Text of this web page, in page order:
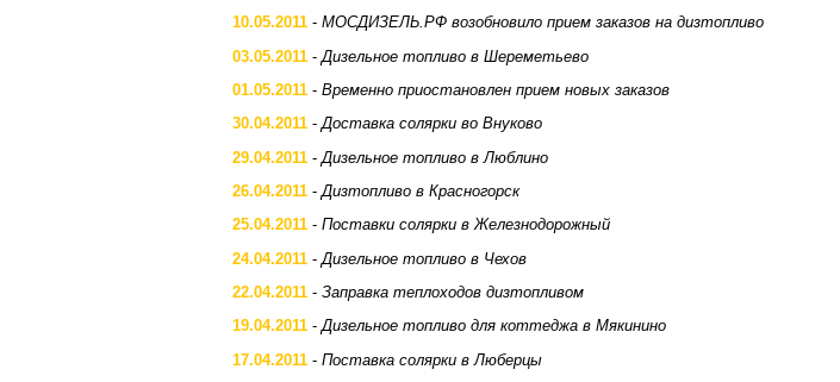
10.05.2011 - МОСДИЗЕЛЬ.РФ возобновило прием заказов на дизтопливо
03.05.2011 - Дизельное топливо в Шереметьево
01.05.2011 - Временно приостановлен прием новых заказов
30.04.2011 -Доставка солярки во Внуково
29.04.2011 - Дизельное топливо в Люблино
26.04.2011 -Дизтопливо в Красногорск
25.04.2011 - Поставки солярки в Железнодорожный
24.04.2011 - Дизельное топливо в Чехов
22.04.2011 - Заправка теплоходов дизтопливом
19.04.2011 -Дизельное топливо для коттеджа в Мякинино
17.04.2011 - Поставка солярки в Люберцы